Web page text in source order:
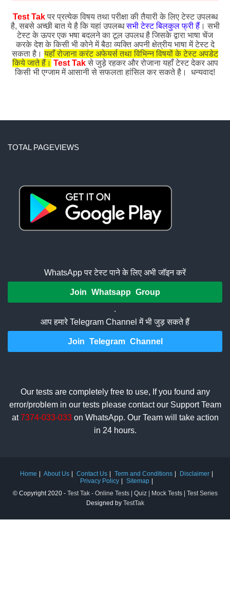
Test Takपर प्रत्येक विषय तथा परीक्षा की तैयारी के लिए टेस्ट उपलब्ध
है, सबसे अच्छी बात ये है कि यहां उपलब्धसभी टेस्ट बिलकुल फ्री हैं। सभी
टेस्ट के ऊपर एक भषा बदलने का टूल उपलध है जिसके द्वारा भाषा चेंज
करके देश के किसी भी कोने में बैठा व्यक्ति अपनी क्षेत्रीय भाषा में टेस्ट दे
सकता है।यहाँ रोजाना करंट अफेयर्स तथा विभिन्न विषयों के टेस्ट अपडेट
किये जाते हैं। Test Takसे जुड़े रहकर और रोजाना यहाँ टेस्ट देकर आप
किसी भी एग्जाम में आसानी से सफलता हांसिल कर सकते है। धन्यवाद!
TOTAL PAGEVIEWS
WhatsApp पर टेस्ट पाने के लिए अभी जॉइन करें
Join Whatsapp Group
.
आप हमारे Telegram Channel में भी जुड़ सकते हैं
Join Telegram Channel
Our tests are completely free to use, If you found any
error/problem in our tests please contact our Support Team
at7374-033-033on WhatsApp. Our Team will take action
in 24 hours.
Home About Us Contact Us Term and Conditions
Disclaimer
Privacy Policy
Sitemap
© Copyright 2020 - Test Tak - Online Tests | Quiz | Mock Tests | Test Series
Designed by TestTak